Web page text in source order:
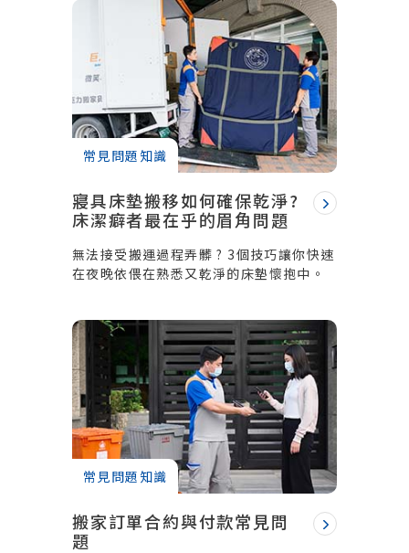
的方式與技巧，都能體驗到業界高標的服
常見問題知識
寢具床墊搬移如何確保乾淨?
床潔癖者最在乎的眉角問題
無法接受搬運過程弄髒 ? 3個技巧讓你快速
在夜晚依偎在熟悉又乾淨的床墊懷抱中。
常見問題知識
搬家訂單合約與付款常見問
題